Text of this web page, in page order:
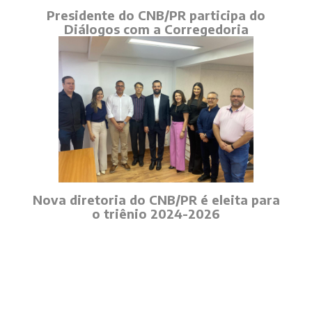
Presidente do CNB/PR participa do
Diálogos com a Corregedoria
Nova diretoria do CNB/PR é eleita para
o triênio 2024-2026